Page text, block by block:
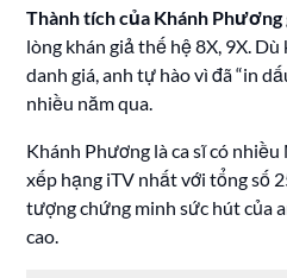
Thành tích của Khánh Phương
lòng khán giả thế hệ 8X, 9X.
danh giá, anh tự hào vì đã “in
nhiều năm qua.
Khánh Phương là ca sĩ có
xếp hạng iTV nhất với tổng số
tượng chứng minh sức hút của
cao.